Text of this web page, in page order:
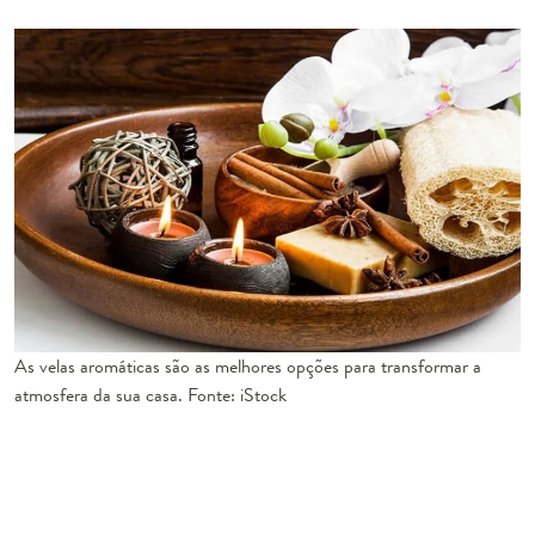
As velas aromáticas são as melhores opções para transformar a
atmosfera da sua casa. Fonte: iStock